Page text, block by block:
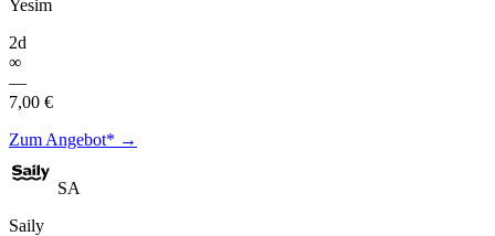
Yesim
2d
∞
—
7,00 €
Zum Angebot* →
SA
Saily